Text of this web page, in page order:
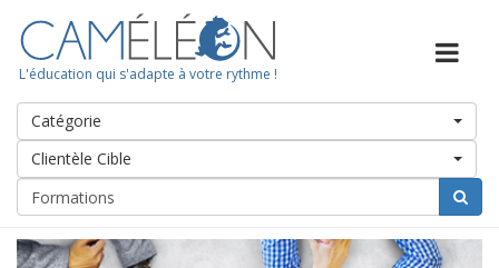
L'éducation qui s'adapte à votre rythme !
Catégorie
Clientèle Cible